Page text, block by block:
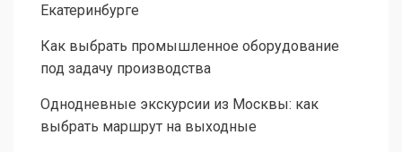
Екатеринбурге
Как выбрать промышленное оборудование
под задачу производства
Однодневные экскурсии из Москвы: как
выбрать маршрут на выходные